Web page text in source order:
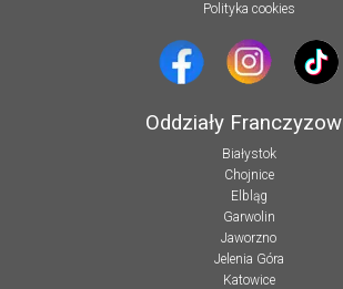
Polityka cookies
Oddziały
Białystok
Chojnice
Elbląg
Garwolin
Jaworzno
Jelenia Góra
Katowice